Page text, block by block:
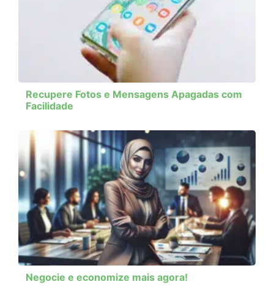
Recupere Fotos e Mensagens Apagadas com
Facilidade
Negocie e economize mais agora!